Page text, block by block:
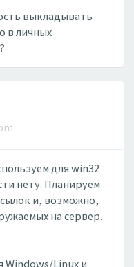
выкладывать
в личных
для win32
нету. Планируем
и, возможно,
на сервер.
Windows/Linux и